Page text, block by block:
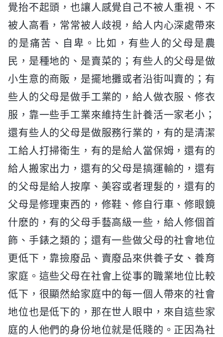
覺抬不起頭，也讓人感覺自己不被人重視、不
被人高看，常常被人歧視，給人内心深處帶來
的是痛苦、自卑。比如，有些人的父母是農
民，是種地的、是賣菜的；有些人的父母是做
小生意的商販，是擺地攤或者沿街叫賣的；有
些人的父母是做手工業的，給人做衣服、修衣
服，靠一些手工業來維持生計養活一家老小；
還有些人的父母是做服務行業的，有的是清潔
工給人打掃衛生，有的是給人當保姆，還有的
給人搬家出力，還有的父母是搞運輸的，還有
的父母是給人按摩、美容或者理髮的，還有的
父母是修理東西的，修鞋、修自行車、修眼鏡
什麽的，有的父母手藝高級一些，給人修個首
飾、手錶之類的；還有一些做父母的社會地位
更低下，靠撿廢品、賣廢品來供養子女、養育
家庭。這些父母在社會上從事的職業地位比較
低下，很顯然給家庭中的每一個人帶來的社會
地位也是低下的，那在世人眼中，來自這些家
庭的人他們的身份地位就是低賤的。正因為社